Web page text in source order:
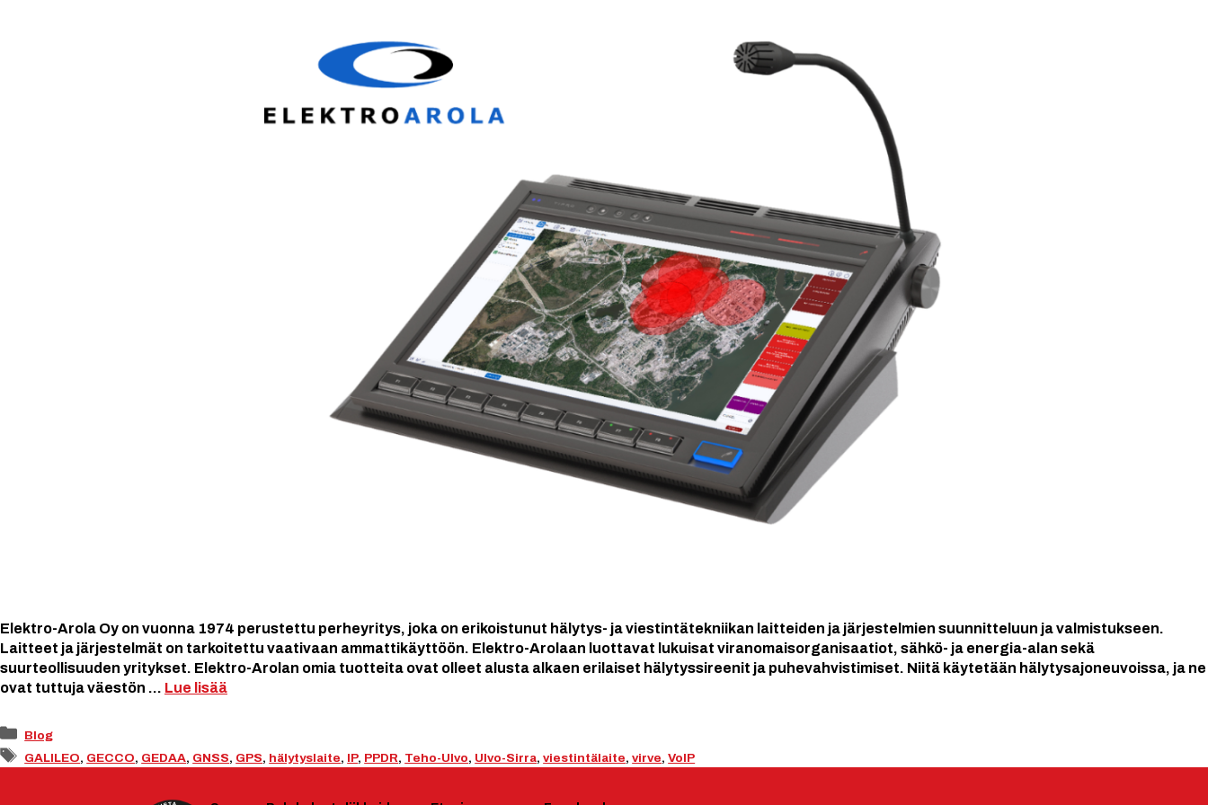
Elektro-Arola Oy on vuonna 1974 perustettu perheyritys, joka on erikoistunut hälytys- ja viestintätekniikan laitteiden ja järjestelmien suunnitteluun ja valmistukseen.
Laitteet ja järjestelmät on tarkoitettu vaativaan ammattikäyttöön. Elektro-Arolaan luottavat lukuisat viranomaisorganisaatiot, sähkö- ja energia-alan sekä
suurteollisuuden yritykset. Elektro-Arolan omia tuotteita ovat olleet alusta alkaen erilaiset hälytyssireenit ja puhevahvistimiset. Niitä käytetään hälytysajoneuvoissa, ja ne
ovat tuttuja väestön … Lue lisää
Kategoriat
Blog
Avainsanat
GALILEO, GECCO, GEDAA, GNSS, GPS, hälytyslaite, IP, PPDR, Teho-Ulvo, Ulvo-Sirra,viestintälaite,virve,VoIP